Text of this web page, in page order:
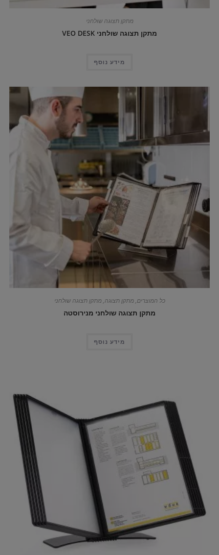
מתקן תצוגה שולחני
מתקן תצוגה שולחני VEO DESK
מידע נוסף
כל המוצרים,מתקן תצוגה,מתקן תצוגה שולחני
מתקן תצוגה שולחני מנירוסטה
מידע נוסף